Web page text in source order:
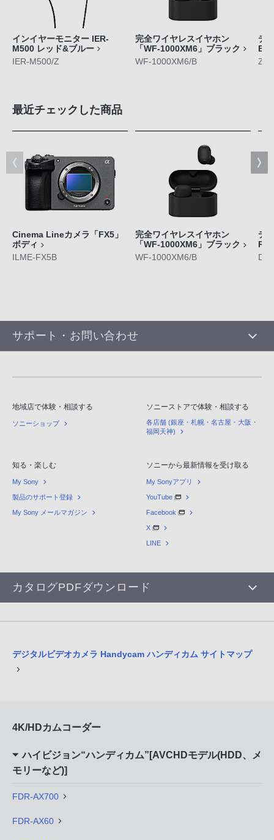
インイヤーモニター IER-
M500 レッド&ブルー
IER-M500/Z
完全ワイヤレスイヤホン
「WF-1000XM6」ブラック
WF-1000XM6/B
デ
ZV-
最近チェックした商品
Cinema Lineカメラ「FX5」
ボディ
ILME-FX5B
完全ワイヤレスイヤホン
「WF-1000XM6」ブラック
WF-1000XM6/B
デ
サポート・お問い合わせ
地域店で体験・相談する
ソニーショップ
ソニーストアで体験・相談する
各店舗 (銀座・札幌・名古屋・大阪・
福岡天神)
知る・楽しむ
My Sony
製品のサポート登録
My Sony メールマガジン
ソニーから最新情報を受け取る
My Sonyアプリ
YouTube
Facebook
X
LINE
カタログPDFダウンロード
デジタルビデオカメラ Handycam ハンディカム サイトマップ
4K/HDカムコーダー
ハイビジョン“ハンディカム”[AVCHDモデル(HDD、メ
モリーなど)]
FDR-AX700
FDR-AX60